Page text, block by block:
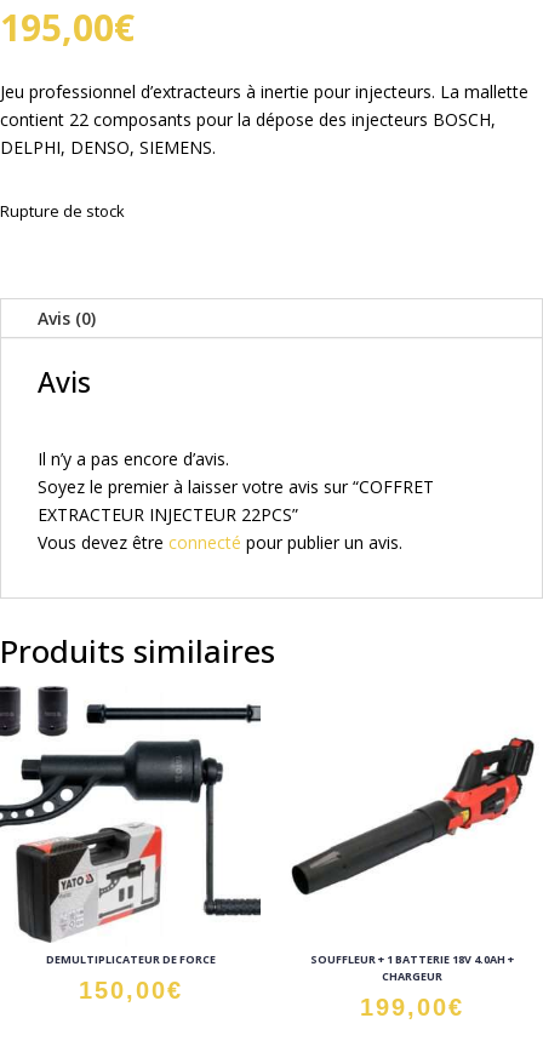
195,00€
Jeu professionnel d’extracteurs à inertie pour injecteurs. La mallette
contient 22 composants pour la dépose des injecteurs BOSCH,
DELPHI, DENSO, SIEMENS.
Rupture de stock
Avis (0)
Avis
Il n’y a pas encore d’avis.
Soyez le premier à laisser votre avis sur “COFFRET
EXTRACTEUR INJECTEUR 22PCS”
Vous devez être connecté pour publier un avis.
Produits similaires
DEMULTIPLICATEUR DE FORCE
150,00€
SOUFFLEUR + 1 BATTERIE 18V 4.0AH +
CHARGEUR
199,00€